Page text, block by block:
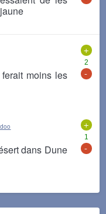
+
2
-
moins les
+
1
-
dans Dune